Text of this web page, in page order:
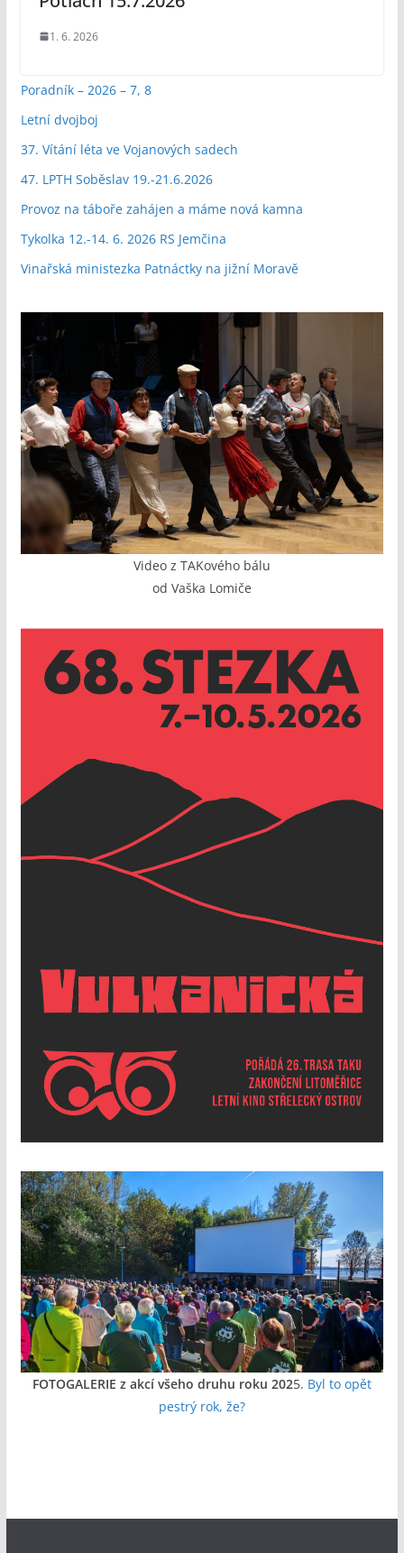
1. 6. 2026
Poradník – 2026 – 7, 8
Letní dvojboj
37. Vítání léta ve Vojanových sadech
47. LPTH Soběslav 19.-21.6.2026
Provoz na táboře zahájen a máme nová kamna
Tykolka 12.-14. 6. 2026 RS Jemčina
Vinařská ministezka Patnáctky na jižní Moravě
Video z TAKového bálu
od Vaška Lomiče
FOTOGALERIE z akcí všeho druhu roku 2025. Byl to opět
pestrý rok, že?